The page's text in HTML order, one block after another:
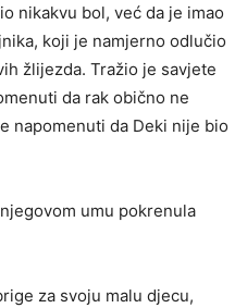
nikakvu bol, već da je imao
koji je namjerno odlučio
žlijezda. Tražio je savjete
da rak obično ne
napomenuti da Deki nije bio
umu pokrenula
za svoju malu djecu,